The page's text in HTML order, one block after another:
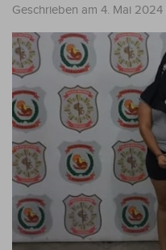
Geschrieben am 4. Mai 2024